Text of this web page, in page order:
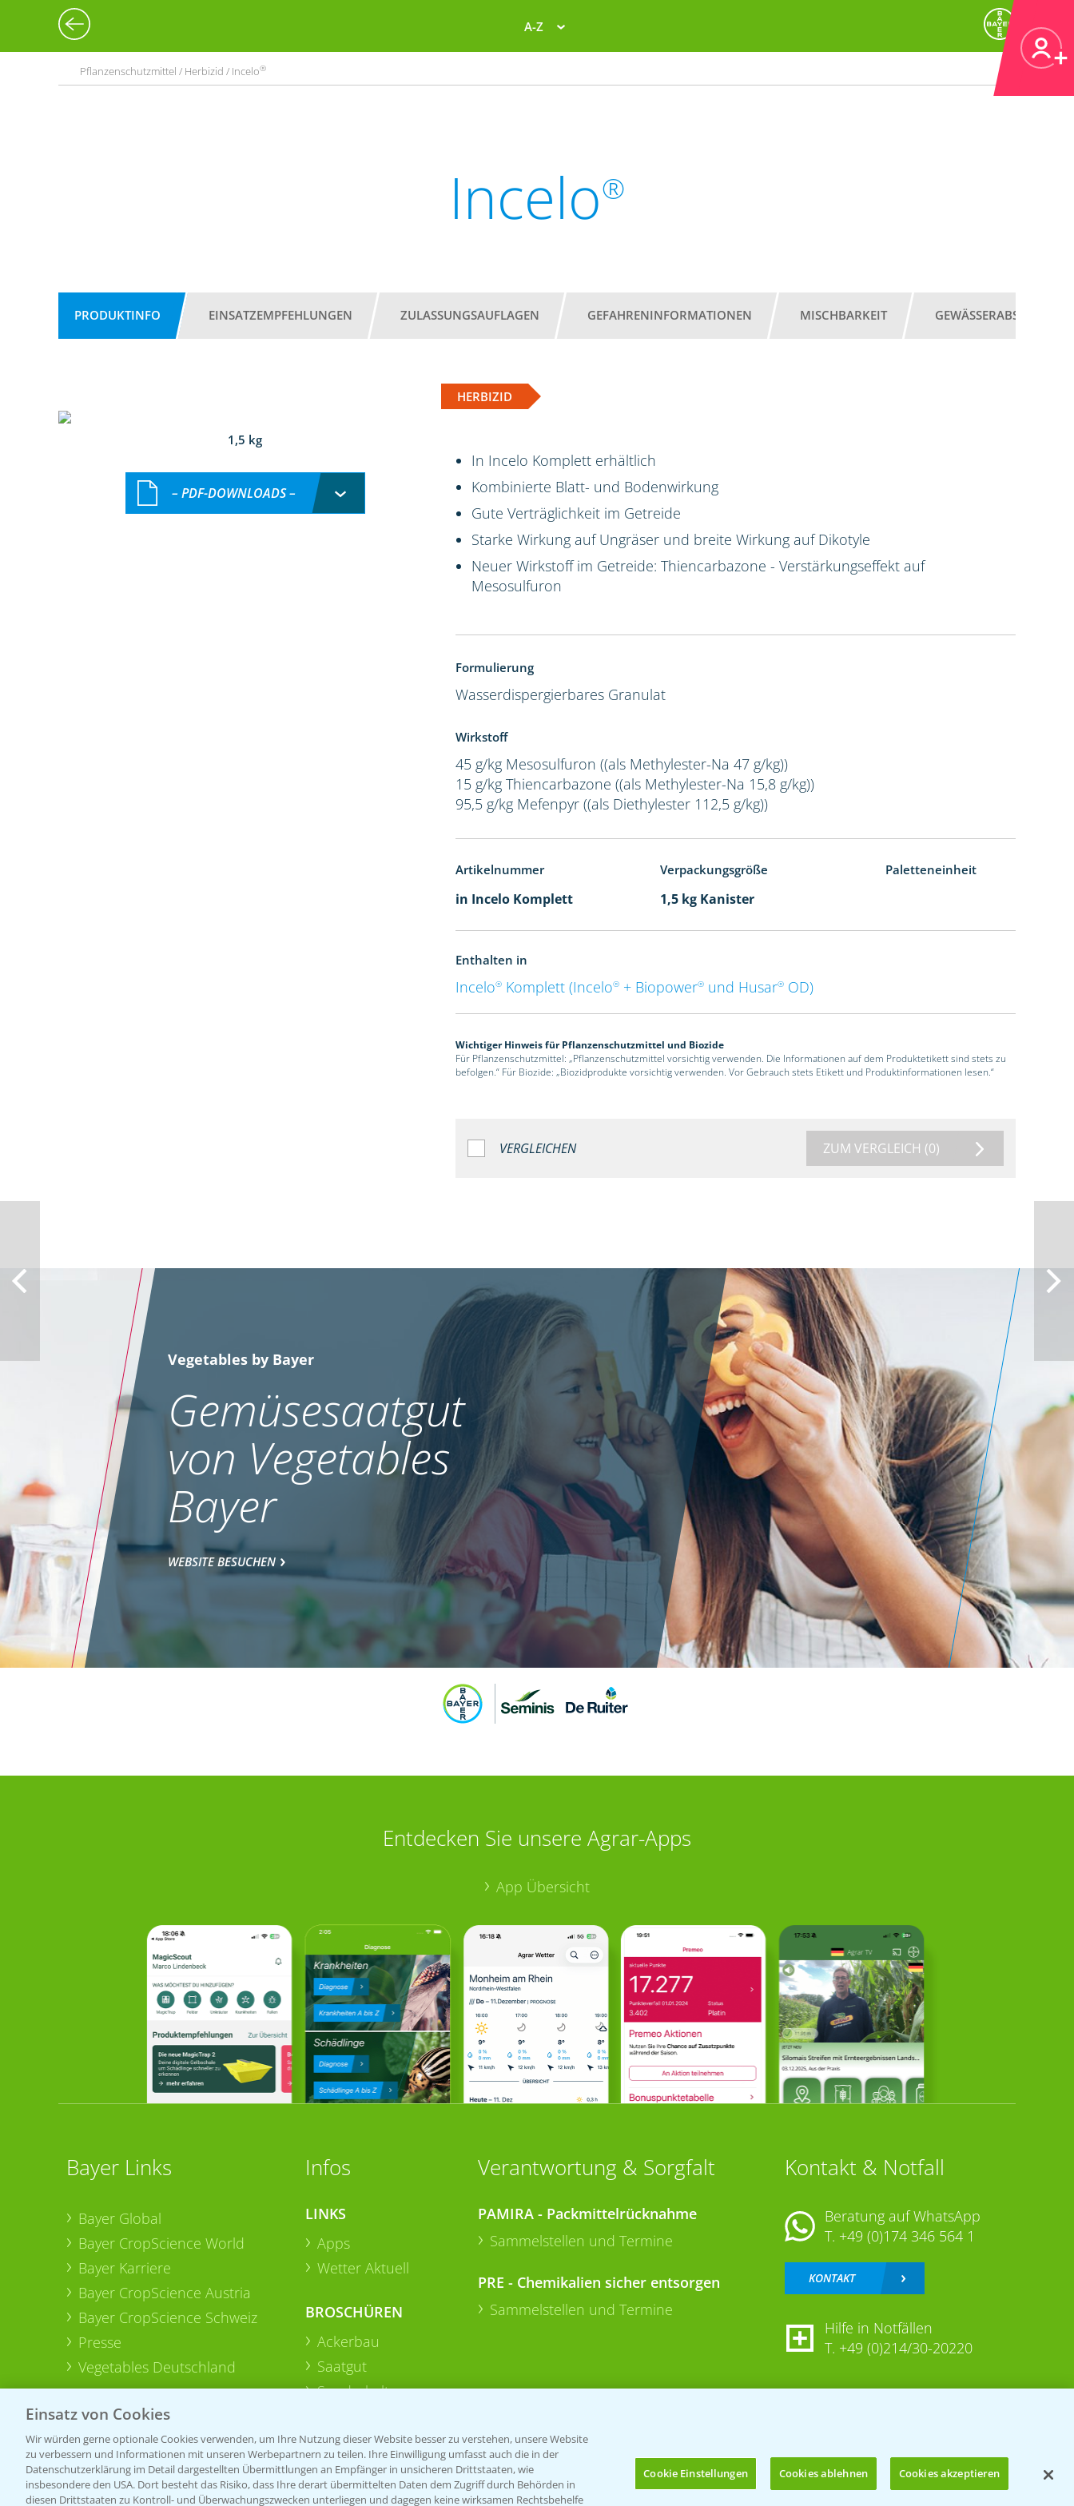
A-Z
Pflanzenschutzmittel / Herbizid / Incelo®
Incelo®
PRODUKTINFO EINSATZEMPFEHLUNGEN ZULASSUNGSAUFLAGEN GEFAHRENINFORMATIONEN MISCHBARKEIT GEWÄSSERABSTAND
HERBIZID
1,5 kg
– PDF-DOWNLOADS –
In Incelo Komplett erhältlich
Kombinierte Blatt- und Bodenwirkung
Gute Verträglichkeit im Getreide
Starke Wirkung auf Ungräser und breite Wirkung auf Dikotyle
Neuer Wirkstoff im Getreide: Thiencarbazone - Verstärkungseffekt auf
Mesosulfuron
Formulierung
Wasserdispergierbares Granulat
Wirkstoff
45 g/kg Mesosulfuron ((als Methylester-Na 47 g/kg))
15 g/kg Thiencarbazone ((als Methylester-Na 15,8 g/kg))
95,5 g/kg Mefenpyr ((als Diethylester 112,5 g/kg))
Artikelnummer Verpackungsgröße Paletteneinheit
in Incelo Komplett 1,5 kg Kanister
Enthalten in
Incelo® Komplett (Incelo® + Biopower® und Husar® OD)
Wichtiger Hinweis für Pflanzenschutzmittel und Biozide
Für Pflanzenschutzmittel: „Pflanzenschutzmittel vorsichtig verwenden. Die Informationen auf dem Produktetikett sind stets zu
befolgen.“ Für Biozide: „Biozidprodukte vorsichtig verwenden. Vor Gebrauch stets Etikett und Produktinformationen lesen.“
VERGLEICHEN ZUM VERGLEICH (0)
Vegetables by Bayer
Gemüsesaatgut
von Vegetables
Bayer
WEBSITE BESUCHEN
Entdecken Sie unsere Agrar-Apps
App Übersicht
Bayer Links
Bayer Global
Bayer CropScience World
Bayer Karriere
Bayer CropScience Austria
Bayer CropScience Schweiz
Presse
Vegetables Deutschland
Infos
LINKS
Apps
Wetter Aktuell
BROSCHÜREN
Ackerbau
Saatgut
Sonderkulturen
Verantwortung & Sorgfalt
PAMIRA - Packmittelrücknahme
Sammelstellen und Termine
PRE - Chemikalien sicher entsorgen
Sammelstellen und Termine
Kontakt & Notfall
Beratung auf WhatsApp
T. +49 (0)174 346 564 1
KONTAKT
Hilfe in Notfällen
T. +49 (0)214/30-20220
Einsatz von Cookies
Wir würden gerne optionale Cookies verwenden, um Ihre Nutzung dieser Website besser zu verstehen, unsere Website
zu verbessern und Informationen mit unseren Werbepartnern zu teilen. Ihre Einwilligung umfasst auch die in der
Datenschutzerklärung im Detail dargestellten Übermittlungen an Empfänger in unsicheren Drittstaaten, wie
insbesondere den USA. Dort besteht das Risiko, dass Ihre derart übermittelten Daten dem Zugriff durch Behörden in
diesen Drittstaaten zu Kontroll- und Überwachungszwecken unterliegen und dagegen keine wirksamen Rechtsbehelfe
Cookie Einstellungen Cookies ablehnen Cookies akzeptieren